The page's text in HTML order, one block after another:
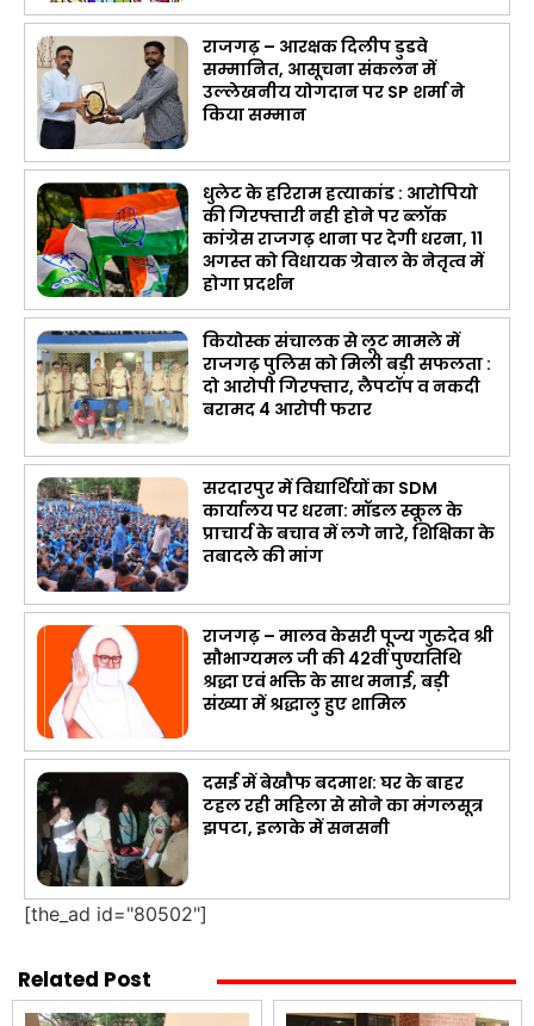
राजगढ़ – आरक्षक दिलीप डुडवे
सम्मानित, आसूचना संकलन में
उल्लेखनीय योगदान पर SP शर्मा ने
किया सम्मान
धुलेट के हरिराम हत्याकांड : आरोपियो
की गिरफ्तारी नही होने पर ब्लॉक
कांग्रेस राजगढ़ थाना पर देगी धरना, 11
अगस्त को विधायक ग्रेवाल के नेतृत्व में
होगा प्रदर्शन
कियोस्क संचालक से लूट मामले में
राजगढ़ पुलिस को मिली बड़ी सफलता :
दो आरोपी गिरफ्तार, लैपटॉप व नकदी
बरामद 4 आरोपी फरार
सरदारपुर में विद्यार्थियों का SDM
कार्यालय पर धरना: मॉडल स्कूल के
प्राचार्य के बचाव में लगे नारे, शिक्षिका के
तबादले की मांग
राजगढ़ – मालव केसरी पूज्य गुरुदेव श्री
सौभाग्यमल जी की 42वीं पुण्यतिथि
श्रद्धा एवं भक्ति के साथ मनाई, बड़ी
संख्या में श्रद्धालु हुए शामिल
दसई में बेखौफ बदमाश: घर के बाहर
टहल रही महिला से सोने का मंगलसूत्र
झपटा, इलाके में सनसनी
[the_ad id="80502"]
Related Post